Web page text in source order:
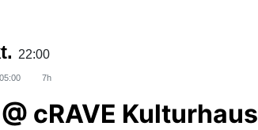
22:00
7h
cRAVE Kulturhaus